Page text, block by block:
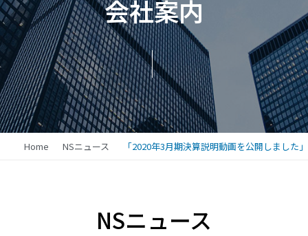
会社案内
Home NSニュース 「2020年3月期決算説明動画を公開しました」
NSニュース